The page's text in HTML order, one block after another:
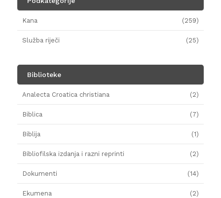
Kana (259)
Služba riječi (25)
Biblioteke
Analecta Croatica christiana (2)
Biblica (7)
Biblija (1)
Bibliofilska izdanja i razni reprinti (2)
Dokumenti (14)
Ekumena (2)